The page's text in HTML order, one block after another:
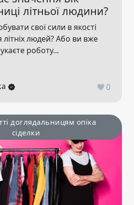
літньої людини?
свої сили в якості
літніх людей? Або ви вже
роботу...
0
доглядальницям опіка
сіделки